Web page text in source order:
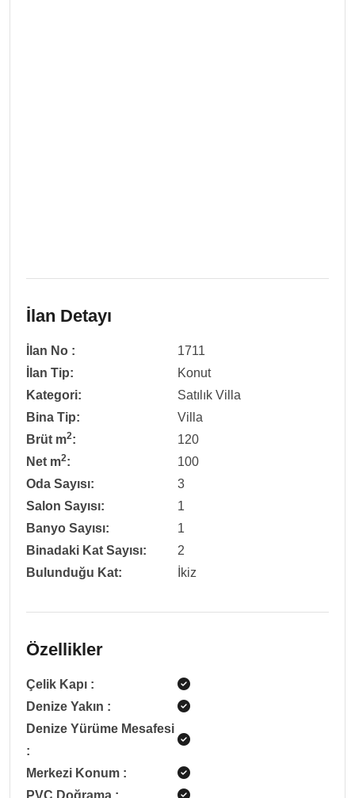
İlan Detayı
İlan No :
1711
İlan Tip:
Konut
Kategori:
Satılık Villa
Bina Tip:
Villa
Brüt m2:
120
Net m2:
100
Oda Sayısı:
3
Salon Sayısı:
1
Banyo Sayısı:
1
Binadaki Kat Sayısı:
2
Bulunduğu Kat:
İkiz
Özellikler
Çelik Kapı :
Denize Yakın :
Denize Yürüme Mesafesi
:
Merkezi Konum :
PVC Doğrama :